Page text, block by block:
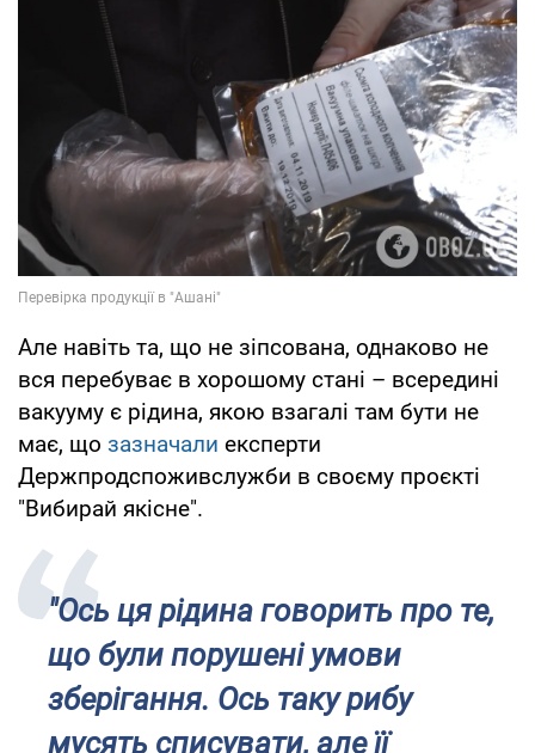
Але навіть та, що не зіпсована, однаково не
вся перебуває в хорошому стані – всередині
вакууму є рідина, якою взагалі там бути не
має, що зазначали експерти
Держпродспоживслужби в своєму проєкті
"Вибирай якісне".
"Ось ця рідина говорить про те,
що були порушені умови
зберігання. Ось таку рибу
мусять списувати, але її